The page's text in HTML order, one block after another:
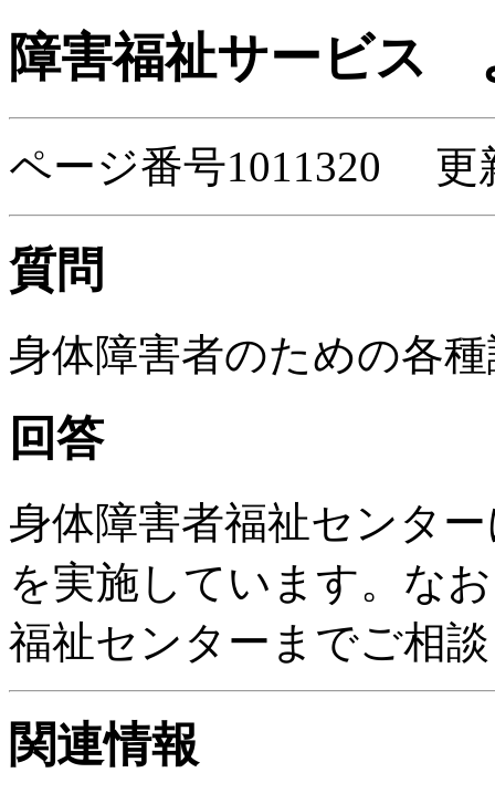
障害福祉サービス
ページ番号1011320 更
質問
身体障害者のための各
回答
身体障害者福祉センタ
を実施しています。な
福祉センターまでご相
関連情報